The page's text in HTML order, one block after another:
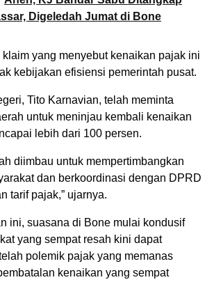
Digeledah Jumat di Bone
klaim yang menyebut kenaikan pajak ini
kebijakan efisiensi pemerintah pusat.
Tito Karnavian, telah meminta
untuk meninjau kembali kenaikan
lebih dari 100 persen.
diimbau untuk mempertimbangkan
dan berkoordinasi dengan DPRD
tarif pajak,” ujarnya.
ini, suasana di Bone mulai kondusif
yang sempat resah kini dapat
polemik pajak yang memanas
kenaikan yang sempat